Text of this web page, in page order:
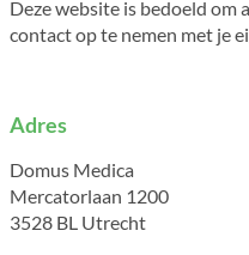
Deze website is bedoeld om
contact op te nemen met je
Adres
Domus Medica
Mercatorlaan 1200
3528 BL Utrecht